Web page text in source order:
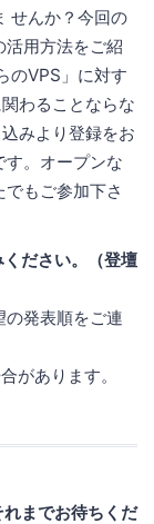
せんか？今回の
活用方法をご紹
のVPS」に対す
わることならな
みより登録をお
す。オープンな
もご参加下さ
ださい。（登壇
の発表順をご連
があります。
までお待ちくだ